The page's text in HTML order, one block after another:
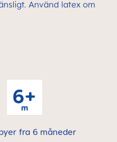
Använd latex om
fra 6 måneder